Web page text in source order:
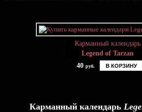
Карманный календарь
Legend of Tarzan
40 руб. В КОРЗИНУ
Карманный календарь